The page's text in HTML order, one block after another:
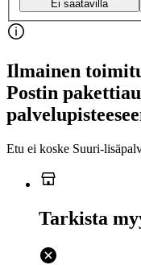
Ei saatavilla
Ilmainen
Postin
Etu ei koske
Tarkista